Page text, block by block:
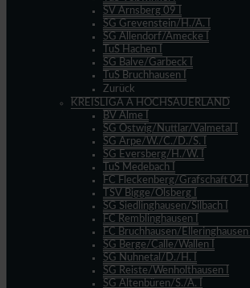
SV Arnsberg 09 I
SG Grevenstein/H./A. I
SG Allendorf/Amecke I
TuS Hachen I
SG Balve/Garbeck I
TuS Bruchhausen I
Zurück
KREISLIGA A HOCHSAUERLAND
BV Alme I
SG Ostwig/Nuttlar/Valmetal I
SG Arpe/W./C./D./S. I
SG Eversberg/H./W. I
TuS Medebach I
FC Fleckenberg/Grafschaft 04 I
TSV Bigge/Olsberg I
SG Siedlinghausen/Silbach I
FC Remblinghausen I
FC Bruchhausen/Elleringhausen I
SG Berge/Calle/Wallen I
SG Nuhnetal/D./H. I
SG Reiste/Wenholthausen I
SG Altenbüren/S./A. I